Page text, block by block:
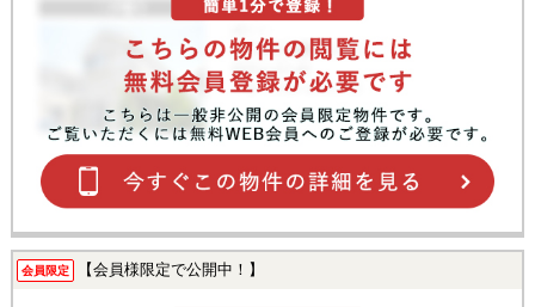
会員限定 【会員様限定で公開中！】